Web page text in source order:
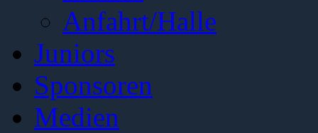
Anfahrt/Halle
Juniors
Sponsoren
Medien